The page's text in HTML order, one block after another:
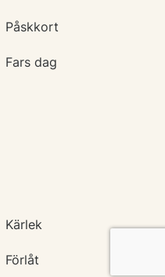
Påskkort
Fars dag
Kärlek
Förlåt